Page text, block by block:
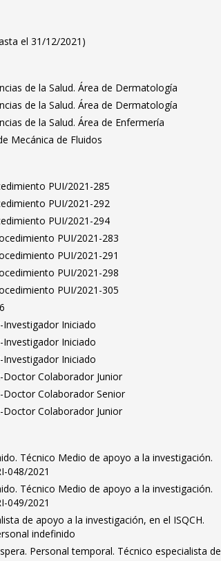
el 31/12/2021)
de la Salud. Área de Dermatología
de la Salud. Área de Dermatología
de la Salud. Área de Enfermería
Mecánica de Fluidos
PUI/2021-285
PUI/2021-292
PUI/2021-294
PUI/2021-283
PUI/2021-291
PUI/2021-298
PUI/2021-305
Iniciado
Iniciado
Iniciado
Colaborador Junior
Colaborador Senior
Colaborador Junior
Técnico Medio de apoyo a la investigación.
048/2021
Técnico Medio de apoyo a la investigación.
049/2021
de apoyo a la investigación, en el ISQCH.
indefinido
Personal temporal. Técnico especialista de